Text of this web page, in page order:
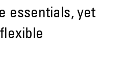
essentials, yet